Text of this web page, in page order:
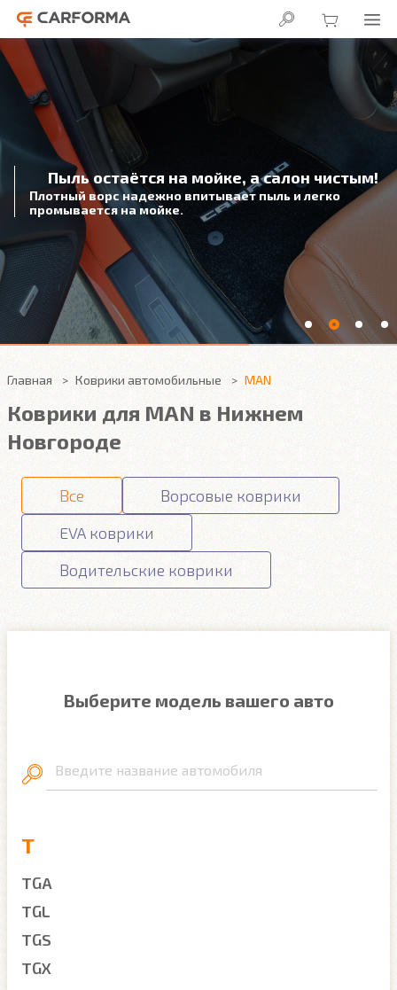
Пыль остаётся на мойке, а салон чистым!
Плотный ворс надежно впитывает пыль и легко
промывается на мойке.
Главная Коврики автомобильные MAN
Коврики для MAN в Нижнем
Новгороде
Все
Ворсовые коврики
EVA коврики
Водительские коврики
Выберите модель вашего авто
Введите название автомобиля
T
TGA
TGL
TGS
TGX